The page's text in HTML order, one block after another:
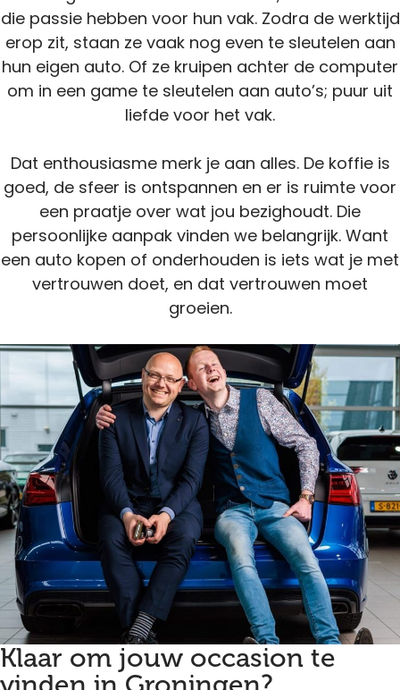
die passie hebben voor hun vak. Zodra de werktijd
erop zit, staan ze vaak nog even te sleutelen aan
hun eigen auto. Of ze kruipen achter de computer
om in een game te sleutelen aan auto’s; puur uit
liefde voor het vak.
Dat enthousiasme merk je aan alles. De koffie is
goed, de sfeer is ontspannen en er is ruimte voor
een praatje over wat jou bezighoudt. Die
persoonlijke aanpak vinden we belangrijk. Want
een auto kopen of onderhouden is iets wat je met
vertrouwen doet, en dat vertrouwen moet
groeien.
Klaar om jouw occasion te